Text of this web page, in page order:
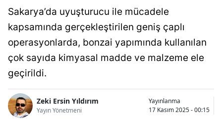
Balıkesir
Bilecik
Bingöl
Bolu
Sakarya’da uyuşturucu ile mücadele
kapsamında gerçekleştirilen geniş çaplı
operasyonlarda, bonzai yapımında kullanılan
çok sayıda kimyasal madde ve malzeme ele
geçirildi.
Zeki Ersin Yıldırım
Yayın Yönetmeni
Yayınlanma
17 Kasım 2025 - 00:15